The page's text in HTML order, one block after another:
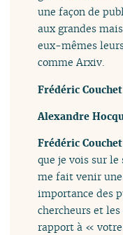
une façon de
aux grandes
eux-mêmes
comme Arxiv.
Frédéric
Alexandre
Frédéric
que je vois sur
me fait venir
importance des
chercheurs et
rapport à «